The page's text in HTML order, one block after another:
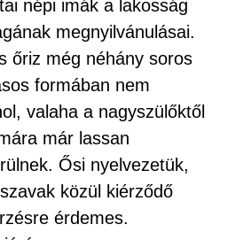
népi imák a lakosság
megnyilvánulásai.
őriz még néhány soros
formában nem
valaha a nagyszülőktől
már lassan
Ősi nyelvezetük,
közül kiérződő
érdemes.